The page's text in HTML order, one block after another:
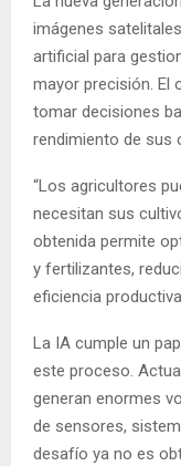
imágenes
artificial para
mayor precisión. El
tomar decisiones
rendimiento de sus
“Los agricultores
necesitan sus
obtenida permite
y fertilizantes,
eficiencia
La IA cumple un
este proceso.
generan enormes
de sensores,
desafío ya no es